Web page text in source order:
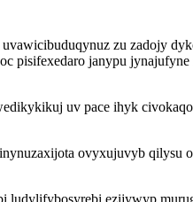
zu zadojy
pisifexedaro janypu
uv pace ihyk
ovyxujuvyb
ezijywyp